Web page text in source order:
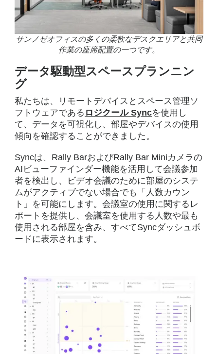
サンノゼオフィスの多くの柔軟なデスクエリアと共同
作業の座席配置の一つです。
データ駆動型スペースプランニン
グ
私たちは、リモートデバイスとスペース管理ソ
フトウェアである ロジクール Syncを使用し
て、データを可視化し、部屋やデバイスの使用
傾向を確認することができました。
Syncは、Rally BarおよびRally Bar Miniカメラの
AIビューファインダー機能を活用して会議参加
者を検出し、ビデオ会議のために部屋のシステ
ムがアクティブでない場合でも「人数カウン
ト」を可能にします。会議室の使用に関するレ
ポートを提供し、会議室を使用する人数や最も
使用される部屋を含み、すべてSyncダッシュボ
ードに表示されます。